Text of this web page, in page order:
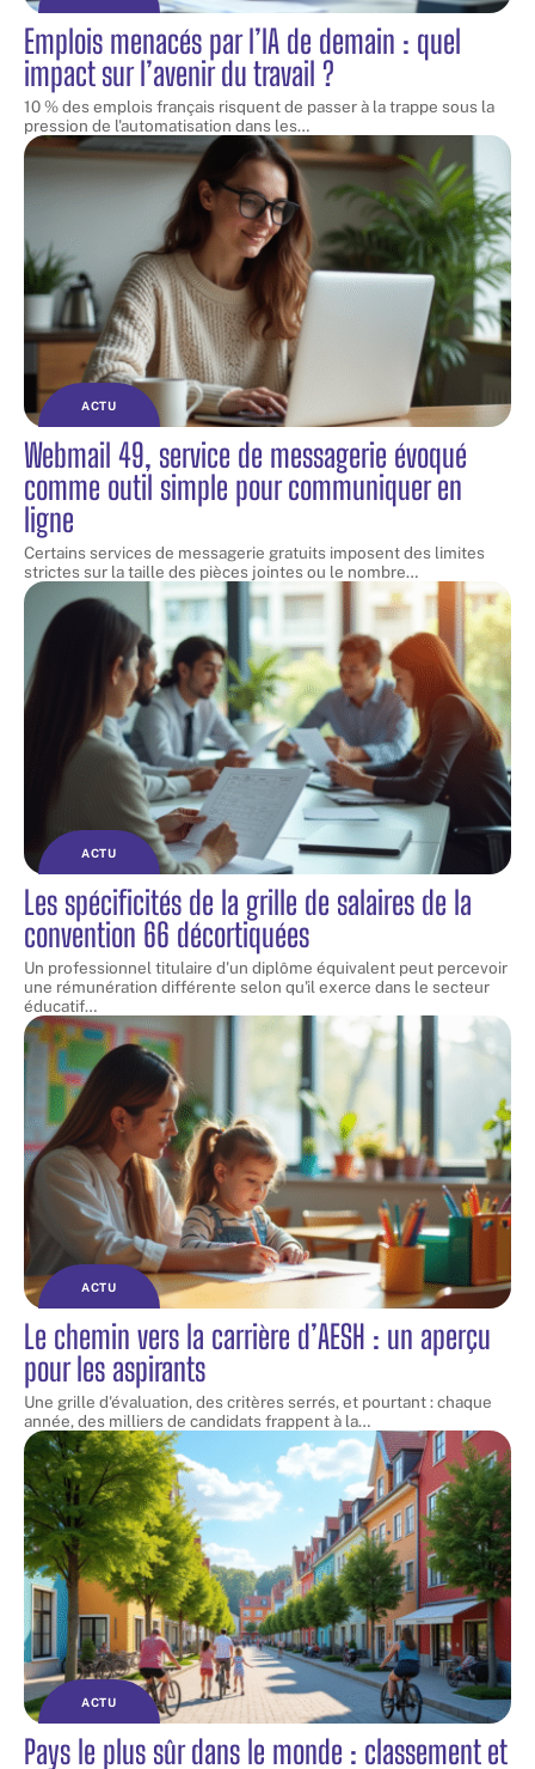
Emplois menacés par l’IA de demain : quel
impact sur l’avenir du travail ?
10 % des emplois français risquent de passer à la trappe sous la
pression de l'automatisation dans les…
ACTU
Webmail 49, service de messagerie évoqué
comme outil simple pour communiquer en
ligne
Certains services de messagerie gratuits imposent des limites
strictes sur la taille des pièces jointes ou le nombre…
ACTU
Les spécificités de la grille de salaires de la
convention 66 décortiquées
Un professionnel titulaire d'un diplôme équivalent peut percevoir
une rémunération différente selon qu'il exerce dans le secteur
éducatif…
ACTU
Le chemin vers la carrière d’AESH : un aperçu
pour les aspirants
Une grille d'évaluation, des critères serrés, et pourtant : chaque
année, des milliers de candidats frappent à la…
ACTU
Pays le plus sûr dans le monde : classement et